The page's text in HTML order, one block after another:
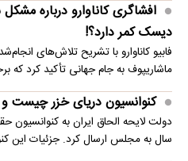
افشاگری کاناوارو درباره
دیسک کمر دارد؟!
فابیو کاناوارو با تشریح تلاش‌های
ماشاریپوف به جام جهانی تأکید کرد که
کنوانسیون دریای خزر چیست
دولت لایحه الحاق ایران به
سال به مجلس ارسال کرد. جزئیات این